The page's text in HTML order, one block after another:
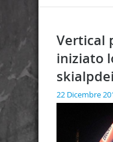
Vertical
iniziato
22 Dicembre